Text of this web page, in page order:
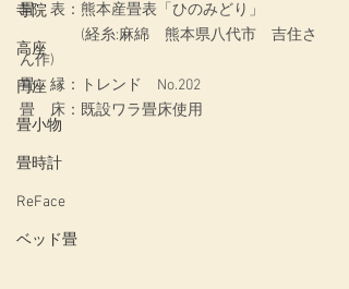
寺院
高座
円座
畳小物
畳時計
ReFace
ベッド畳
畳　表：熊本産畳表「ひのみどり」
(経糸:麻綿　熊本県八代市　吉住さ
ん作)
畳　縁：トレンド　No.202
畳　床：既設ワラ畳床使用